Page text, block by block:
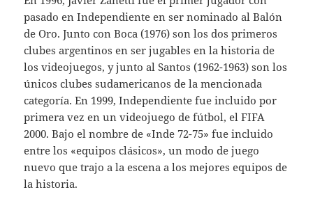
pasado en Independiente en ser nominado al Balón
de Oro. Junto con Boca (1976) son los dos primeros
clubes argentinos en ser jugables en la historia de
los videojuegos, y junto al Santos (1962-1963) son los
únicos clubes sudamericanos de la mencionada
categoría. En 1999, Independiente fue incluido por
primera vez en un videojuego de fútbol, el FIFA
2000. Bajo el nombre de «Inde 72-75» fue incluido
entre los «equipos clásicos», un modo de juego
nuevo que trajo a la escena a los mejores equipos de
la historia.